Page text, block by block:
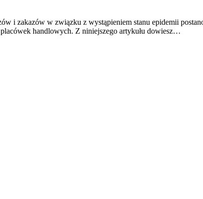
i zakazów w związku z wystąpieniem stanu epidemii
handlowych. Z niniejszego artykułu dowiesz…